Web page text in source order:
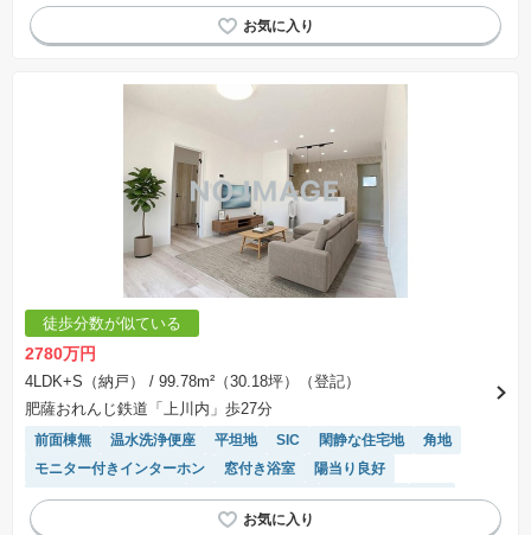
徒歩分数が似ている
2780万円
4LDK+S（納戸）
/ 99.78m²（30.18坪）（登記）
肥薩おれんじ鉄道「上川内」歩27分
前面棟無 温水洗浄便座 平坦地 SIC 閑静な住宅地
角地
モニター付きインターホン
窓付き浴室
陽当り良好
IHクッキングヒーター
システムキッチン 浴室乾燥機
WIC
オール電化
食洗機